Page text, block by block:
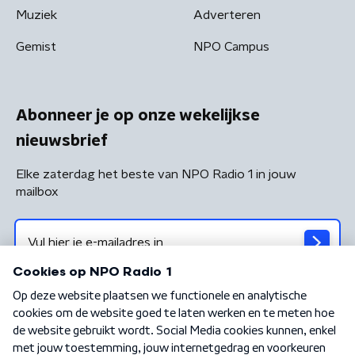
Muziek
Gemist
Adverteren
NPO Campus
Abonneer je op onze wekelijkse
nieuwsbrief
Elke zaterdag het beste van NPO Radio 1 in jouw
mailbox
Algemene voorwaarden Privacybeleid